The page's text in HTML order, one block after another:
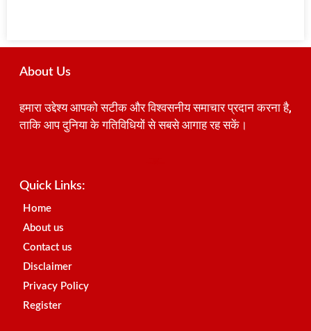
About Us
हमारा उद्देश्य आपको सटीक और विश्वसनीय समाचार प्रदान करना है,
ताकि आप दुनिया के गतिविधियों से सबसे आगाह रह सकें।
Quick Links:
Home
About us
Contact us
Disclaimer
Privacy Policy
Register